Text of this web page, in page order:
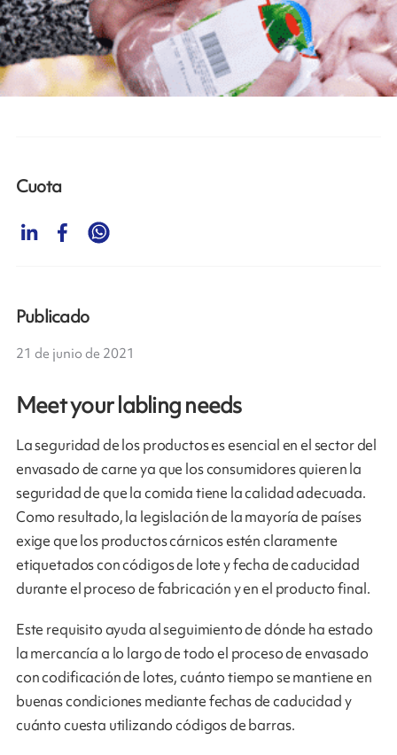
Meet your labling needs
La seguridad de los productos es esencial en el sector del
envasado de carne ya que los consumidores quieren la
seguridad de que la comida tiene la calidad adecuada.
Como resultado, la legislación de la mayoría de países
exige que los productos cárnicos estén claramente
etiquetados con códigos de lote y fecha de caducidad
durante el proceso de fabricación y en el producto final.
Este requisito ayuda al seguimiento de dónde ha estado
la mercancía a lo largo de todo el proceso de envasado
con codificación de lotes, cuánto tiempo se mantiene en
buenas condiciones mediante fechas de caducidad y
cuánto cuesta utilizando códigos de barras.
Cuota
Publicado
21 de junio de 2021